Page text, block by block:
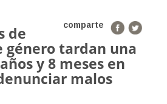
comparte
de
género tardan una
y 8 meses en
malos